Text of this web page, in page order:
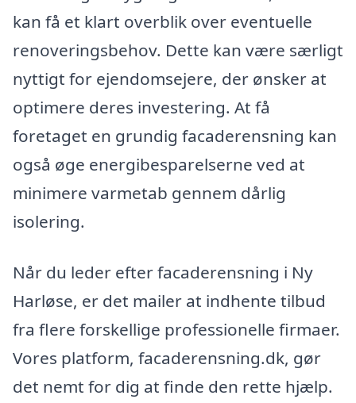
kan få et klart overblik over eventuelle
renoveringsbehov. Dette kan være særligt
nyttigt for ejendomsejere, der ønsker at
optimere deres investering. At få
foretaget en grundig facaderensning kan
også øge energibesparelserne ved at
minimere varmetab gennem dårlig
isolering.
Når du leder efter facaderensning i Ny
Harløse, er det mailer at indhente tilbud
fra flere forskellige professionelle firmaer.
Vores platform, facaderensning.dk, gør
det nemt for dig at finde den rette hjælp.